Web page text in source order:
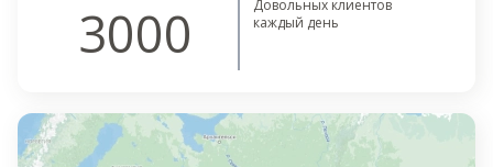
3000
Довольных клиентов
каждый день